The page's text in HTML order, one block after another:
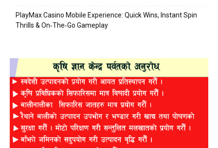
PlayMax Casino Mobile Experience: Quick Wins, Instant Spin
Thrills & On‑The‑Go Gameplay